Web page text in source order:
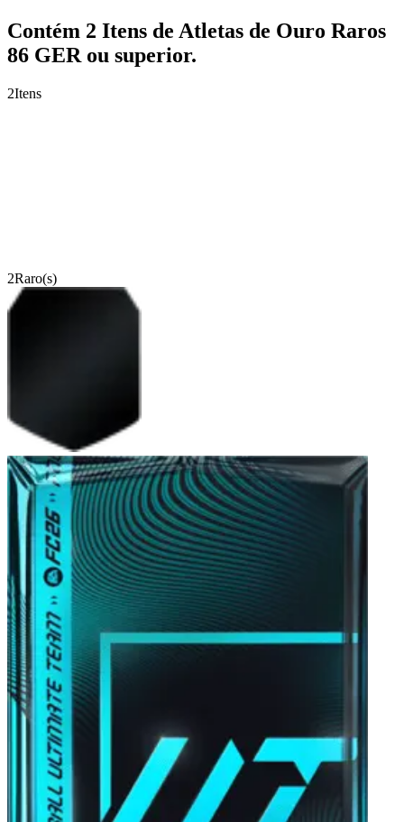
Contém 2 Itens de Atletas de Ouro Raros
86 GER ou superior.
2Itens
2Raro(s)